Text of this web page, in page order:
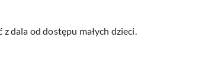
dala od dostępu małych dzieci.